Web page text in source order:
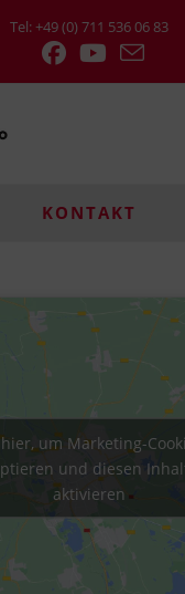
Tel: +49 (0) 711 536 06 83
KONTAKT
um Marketing-
und diesen
aktivieren